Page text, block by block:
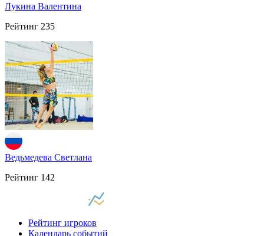
Лукина Валентина
Рейтинг 235
Ведьмедева Светлана
Рейтинг 142
Рейтинг игроков
Календарь событий